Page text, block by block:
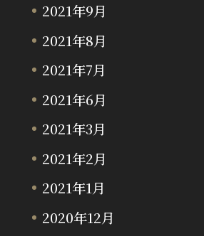
2021年9月
2021年8月
2021年7月
2021年6月
2021年3月
2021年2月
2021年1月
2020年12月